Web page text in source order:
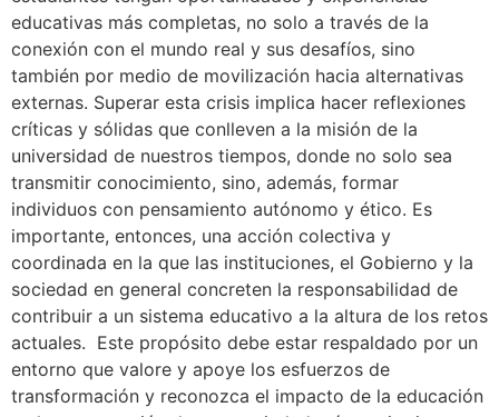
educativas más completas, no solo a través de la
conexión con el mundo real y sus desafíos, sino
también por medio de movilización hacia alternativas
externas. Superar esta crisis implica hacer reflexiones
críticas y sólidas que conlleven a la misión de la
universidad de nuestros tiempos, donde no solo sea
transmitir conocimiento, sino, además, formar
individuos con pensamiento autónomo y ético. Es
importante, entonces, una acción colectiva y
coordinada en la que las instituciones, el Gobierno y la
sociedad en general concreten la responsabilidad de
contribuir a un sistema educativo a la altura de los retos
actuales. Este propósito debe estar respaldado por un
entorno que valore y apoye los esfuerzos de
transformación y reconozca el impacto de la educación